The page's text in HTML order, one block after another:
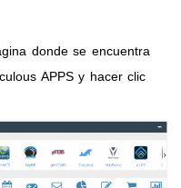
donde se encuentra
APPS y hacer clic